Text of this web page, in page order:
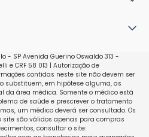
- SP Avenida Guerino Oswaldo 313 -
e CRF 58 013 | Autorização de
contidas neste site não devem ser
substituem, em hipótese alguma, as
da área médica. Somente o médico está
de saúde e prescrever o tratamento
um médico deverá ser consultado. Os
site são válidos apenas para compras
consultar o site: